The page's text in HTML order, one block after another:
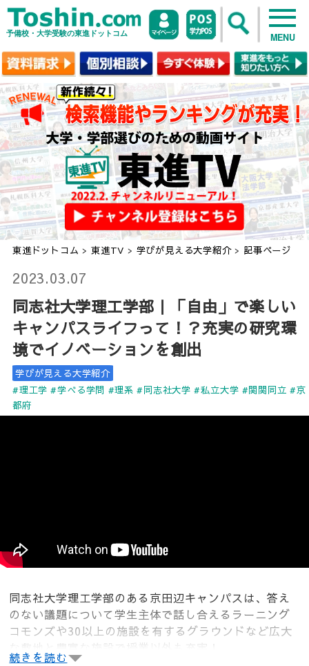
予備校・大学受験の東進ドットコム MENU
東進ドットコム > 東進TV > 学びが見える大学紹介> 記事ページ
2023.03.07
同志社大学理工学部｜「自由」で楽しい
キャンパスライフって！？充実の研究環
境でイノベーションを創出
学びが見える大学紹介
#理工学 #学べる学問 #理系 #同志社大学 #私立大学 #関関同立 #京
都府
同志社大学理工学部のある京田辺キャンパスは、答え
のない議題について学生主体で話し合えるラーニング
コモンズや30以上の施設を有するグラウンドなど広大
な敷地と豊富な施設で授業以外も充実！
続きを読む